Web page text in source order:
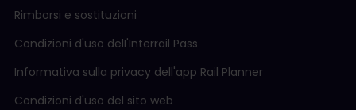
Rimborsi e sostituzioni
Condizioni d'uso delI'Interrail Pass
Informativa sulla privacy dell'app Rail Planner
Condizioni d'uso del sito web